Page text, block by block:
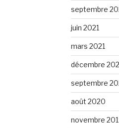
septembre
juin 2021
mars 2021
décembre
septembre
août 2020
novembre